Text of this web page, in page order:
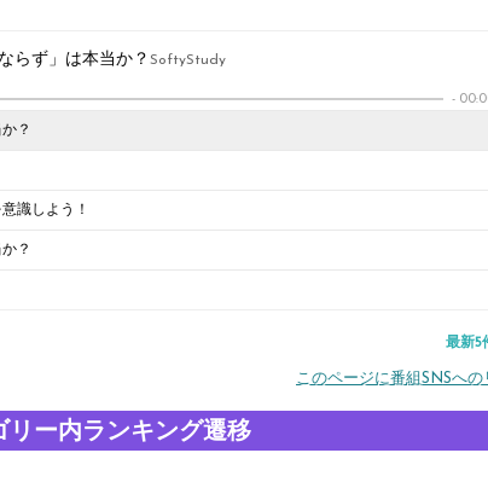
らず」は本当か？ SoftyStudy
-
？
識しよう！
？
最新5
このページに番組SNSへ
ー内ランキング遷移